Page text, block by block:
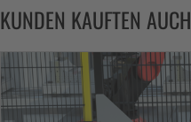
KUNDEN KAUFTEN AUCH